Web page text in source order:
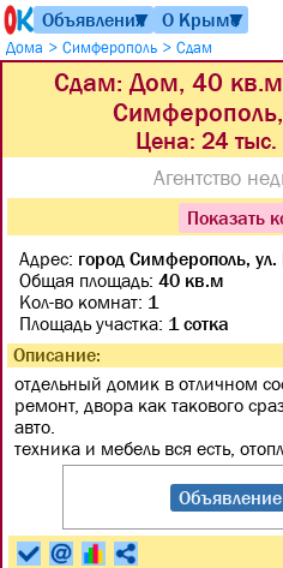
Объявления
▼ О Крыме
▼
Дома > Симферополь > Сдам
Сдам: Дом, 40 кв.м,
Цена: 24
Агентство
Показать
Адрес: город Симферополь,
Общая площадь:40 кв.м
Кол-во комнат: 1
Площадь участка: 1 сотка
Описание:
отдельный домик в отличном
ремонт, двора как такового
авто.
техника и мебель вся есть,